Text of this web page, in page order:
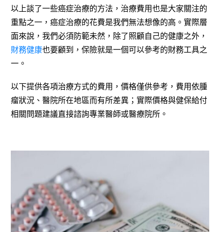
以上談了一些癌症治療的方法，治療費用也是大家關注的
重點之一，癌症治療的花費是我們無法想像的高。實際層
面來說，我們必須防範未然，除了照顧自己的健康之外，
財務健康也要顧到，保險就是一個可以參考的財務工具之
一。
以下提供各項治療方式的費用，價格僅供參考，費用依腫
瘤狀況、醫院所在地區而有所差異；實際價格與健保給付
相關問題建議直接諮詢專業醫師或醫療院所。